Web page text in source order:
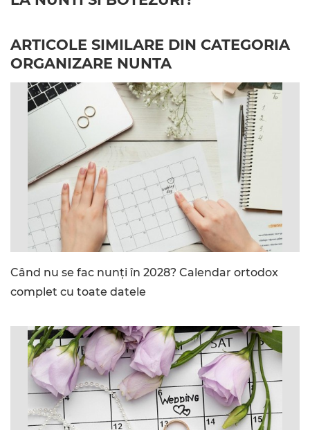
ARTICOLE SIMILARE DIN CATEGORIA
ORGANIZARE NUNTA
Când nu se fac nunți în 2028? Calendar ortodox
complet cu toate datele